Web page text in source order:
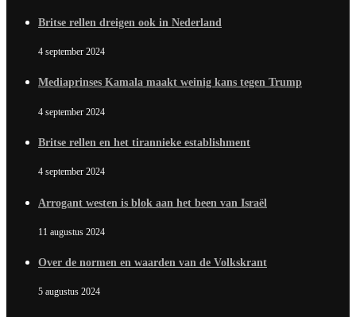
Britse rellen dreigen ook in Nederland
4 september 2024
Mediaprinses Kamala maakt weinig kans tegen Trump
4 september 2024
Britse rellen en het tirannieke establishment
4 september 2024
Arrogant westen is blok aan het been van Israël
11 augustus 2024
Over de normen en waarden van de Volkskrant
5 augustus 2024